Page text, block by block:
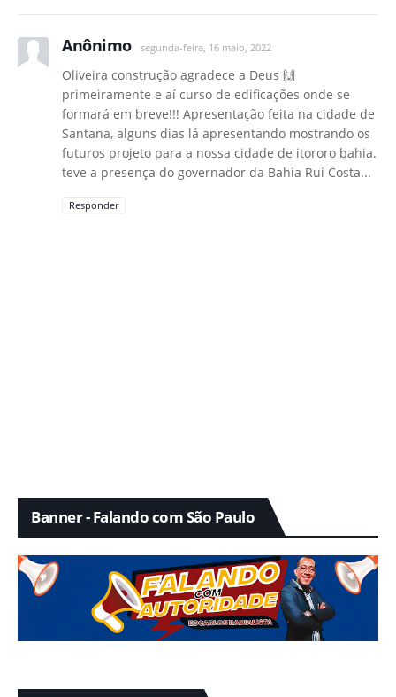
Anônimo segunda-feira, 16 maio, 2022
Oliveira construção agradece a Deus 🙌
primeiramente e aí curso de edificações onde se
formará em breve!!! Apresentação feita na cidade de
Santana, alguns dias lá apresentando mostrando os
futuros projeto para a nossa cidade de itororo bahia.
teve a presença do governador da Bahia Rui Costa...
Responder
Banner - Falando com São Paulo